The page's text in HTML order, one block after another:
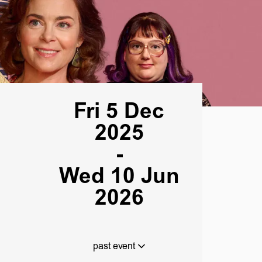
Fri 5 Dec
2025
-
Wed 10 Jun
2026
past event